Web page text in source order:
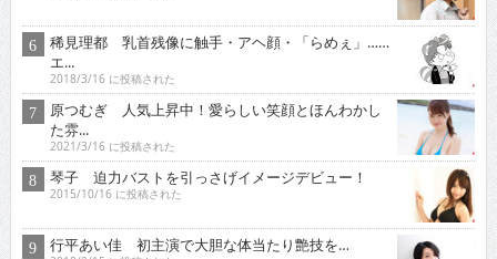
稀見理都 乳首残像に触手・アヘ顔・「らめぇ」……
エ...
2018/3/16 に投稿された
原つむぎ 人気上昇中！愛らしい笑顔とほんわかし
た雰...
2021/3/16 に投稿された
琴子 迫力バストを引っさげイメージデビュー！
2015/10/16 に投稿された
行平あい佳 初主演で大胆な体当たり艶技を…